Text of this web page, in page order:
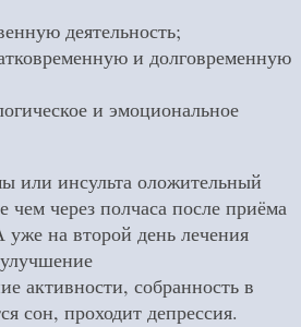
деятельность;
и долговременную
и эмоциональное
или инсульта оложительный
чем через полчаса после приёма
уже на второй день лечения
активности, собранность в
сон, проходит депрессия.